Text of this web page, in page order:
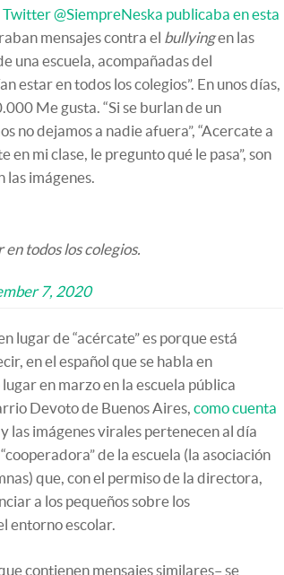
Twitter @SiempreNeska publicaba en esta
mensajes contra el bullyingen las
una escuela, acompañadas del
estar en todos los colegios”. En unos días,
Me gusta. “Si se burlan de un
no dejamos a nadie afuera”, “Acercate a
en mi clase, le pregunto qué le pasa”, son
las imágenes.
todos los colegios.
7, 2020
lugar de “acércate” es porque está
en el español que se habla en
en marzo en la escuela pública
Devoto de Buenos Aires, como cuenta
y las imágenes virales pertenecen al día
de la escuela (la asociación
que, con el permiso de la directora,
a los pequeños sobre los
entorno escolar.
contienen mensajes similares– se